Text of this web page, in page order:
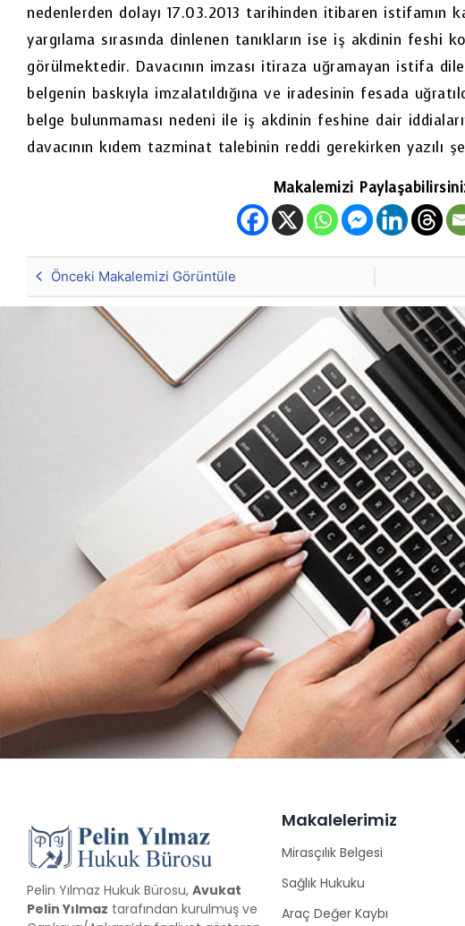
nedenlerden dolayı 17.03.2013 tarihinden itibaren istifamın
yargılama sırasında dinlenen tanıkların ise iş akdinin feshi
görülmektedir. Davacının imzası itiraza uğramayan istifa
belgenin baskıyla imzalatıldığına ve iradesinin fesada
belge bulunmaması nedeni ile iş akdinin feshine dair
davacının kıdem tazminat talebinin reddi gerekirken yazılı
Makalemizi
Önceki Makalemizi Görüntüle
Pelin Yılmaz Hukuk Bürosu, Avukat
Pelin Yılmaz tarafından kurulmuş ve
Makalelerimiz
Mirasçılık Belgesi
Sağlık Hukuku
Araç Değer Kaybı